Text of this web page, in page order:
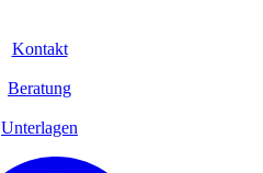
Kontakt
Beratung
Unterlagen